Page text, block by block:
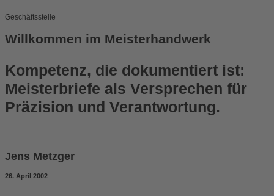
Geschäftsstelle
Willkommen im Meisterhandwerk
Kompetenz, die dokumentiert ist:
Meisterbriefe als Versprechen für
Präzision und Verantwortung.
Jens Metzger
26. April 2002